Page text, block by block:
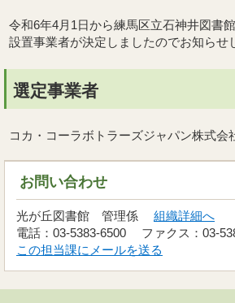
令和6年4月1日から練馬区立石神井図書
設置事業者が決定しましたのでお知らせ
選定事業者
コカ・コーラボトラーズジャパン株式会
お問い合わせ
光が丘図書館 管理係 組織詳細へ
電話：03-5383-6500 ファクス：03-
この担当課にメールを送る